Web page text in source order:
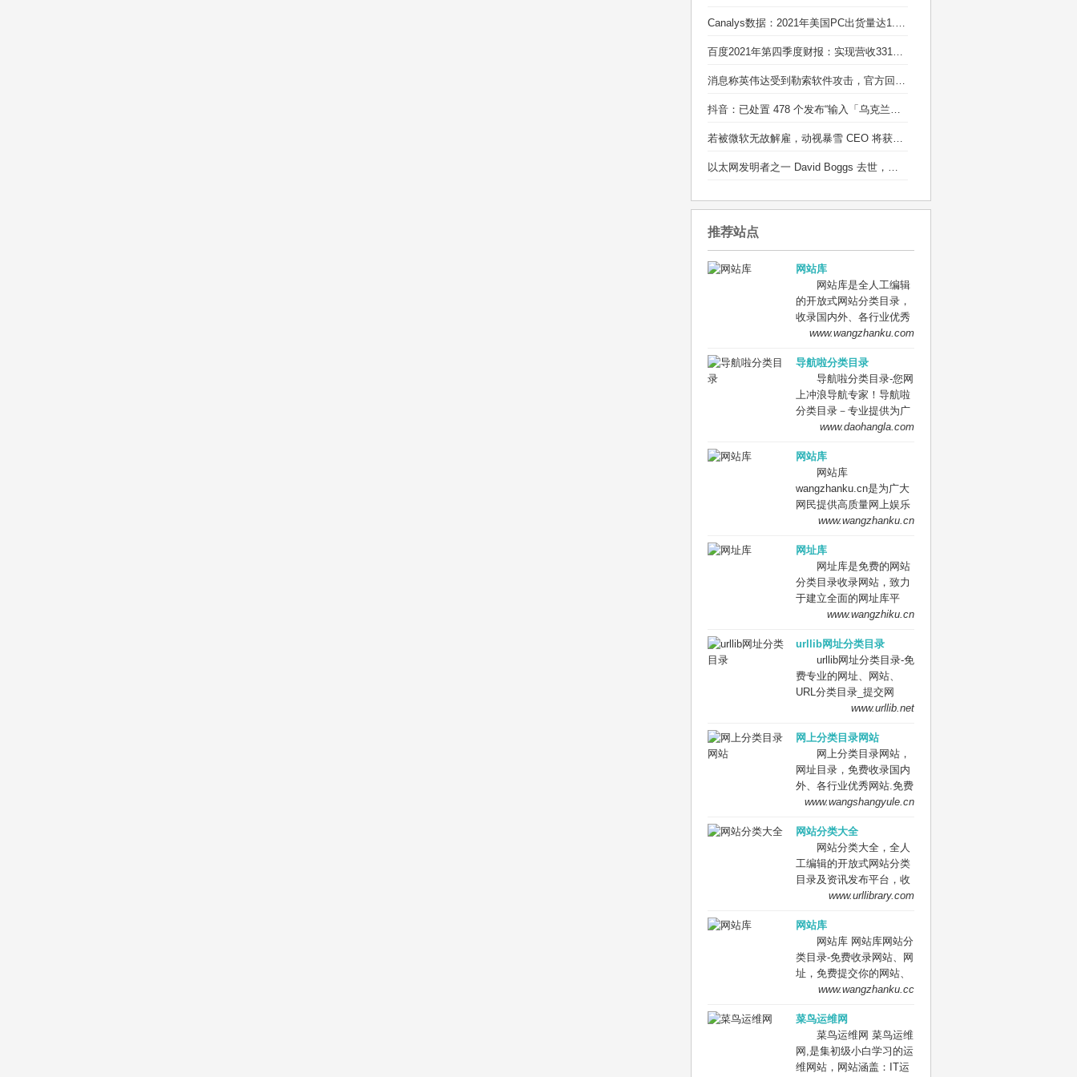
Canalys数据：2021年美国PC出货量达1.35亿台
百度2021年第四季度财报：实现营收331亿元
消息称英伟达受到勒索软件攻击，官方回应：正在调查
抖音：已处置 478 个发布“输入「乌克兰」有爆炸特效”等不实信息的违规账号
若被微软无故解雇，动视暴雪 CEO 将获得近 1 亿元离职补偿
以太网发明者之一 David Boggs 去世，享年 71 岁：他的成果造福了全球用户
推荐站点
网站库
网站库是全人工编辑
的开放式网站分类目录，
收录国内外、各行业优秀
网站，旨在为用户提供更
索、优秀网站参考、网站
推广服务、网站黄页、网
上娱乐冲浪导航网站。
www.wangzhanku.com
导航啦分类目录
导航啦分类目录-您网
上冲浪导航专家！导航啦
分类目录－专业提供为广
大站长收录的开放式网站
外、各行业优秀正规网站,
全人工编辑收录，为百
度、谷歌、有道、搜狗、
必应等搜索引擎提供索引
参考, 同时也是站长推广
台。
www.daohangla.com
网站库
网站库
wangzhanku.cn是为广大
网民提供高质量网上娱乐
冲浪导航网站，汇聚众多
等网站让广大网民轻松畅
游互联网，同时面向广大
互联网站长提供免费的网
址收录、免费网站收录、
免费外链平台。
www.wangzhanku.cn
网址库
网址库是免费的网站
分类目录收录网站，致力
于建立全面的网址库平
台：免费收录网站、网
秀的网站网址,让你轻松畅
游互联网，找到您想要的
网站、信息资源；加入网
址库让我们共同成长。网
址库!网址酷！上网，您需
用网址一网打尽！
www.wangzhiku.cn
urllib网址分类目录
urllib网址分类目录-免
费专业的网址、网站、
URL分类目录_提交网
址、网站、URL到我们的
www.urllib.net
网上分类目录网站
网上分类目录网站，
网址目录，免费收录国内
外、各行业优秀网站.免费
收录网站、网址，免费提
www.wangshangyule.cn
网站分类大全
网站分类大全，全人
工编辑的开放式网站分类
目录及资讯发布平台，收
录国内外、各行业优秀网
分类目录网站检索、优秀
网站目录参考、网站优化
推广及互联网资讯服务。
www.urllibrary.com
网站库
网站库 网站库网站分
类目录-免费收录网站、网
址，免费提交你的网站、
网址到网站库,网站免费收
口,网站网址大全，
www.wangzhanku.cc
菜鸟运维网
菜鸟运维网 菜鸟运维
网,是集初级小白学习的运
维网站，网站涵盖：IT运